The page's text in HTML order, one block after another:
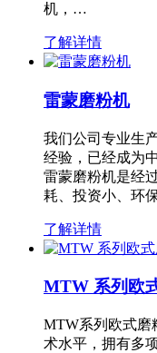
机，…
了解详情
雷蒙磨粉机
我们公司专业生
经验，已经成为
雷蒙磨粉机是经
耗、投资小、环
了解详情
MTW 系列欧
MTW系列欧式磨
术水平，拥有多